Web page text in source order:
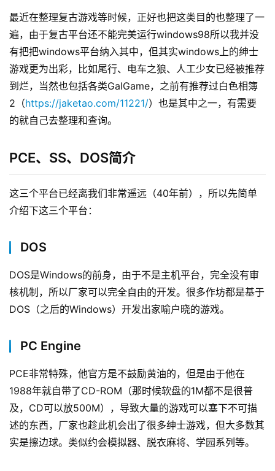
最近在整理复古游戏等时候，正好也把这类目的也整理了一
遍，由于复古平台还不能完美运行windows98所以我并没
有把把windows平台纳入其中，但其实windows上的绅士
游戏更为出彩，比如尾行、电车之狼、人工少女已经被推荐
到烂，当然也包括各类GalGame，之前有推荐过白色相簿
2（https://jaketao.com/11221/）也是其中之一，有需要
的就自己去整理和查询。
PCE、SS、DOS简介
这三个平台已经离我们非常遥远（40年前），所以先简单
介绍下这三个平台：
DOS
DOS是Windows的前身，由于不是主机平台，完全没有审
核机制，所以厂家可以完全自由的开发。很多作坊都是基于
DOS（之后的Windows）开发出家喻户晓的游戏。
PC Engine
PCE非常特殊，他官方是不鼓励黄油的，但是由于他在
1988年就自带了CD-ROM（那时候软盘的1M都不是很普
及，CD可以放500M），导致大量的游戏可以塞下不可描
述的东西，厂家也趁此机会出了很多绅士游戏，但大多数其
实是擦边球。类似约会模拟器、脱衣麻将、学园系列等。